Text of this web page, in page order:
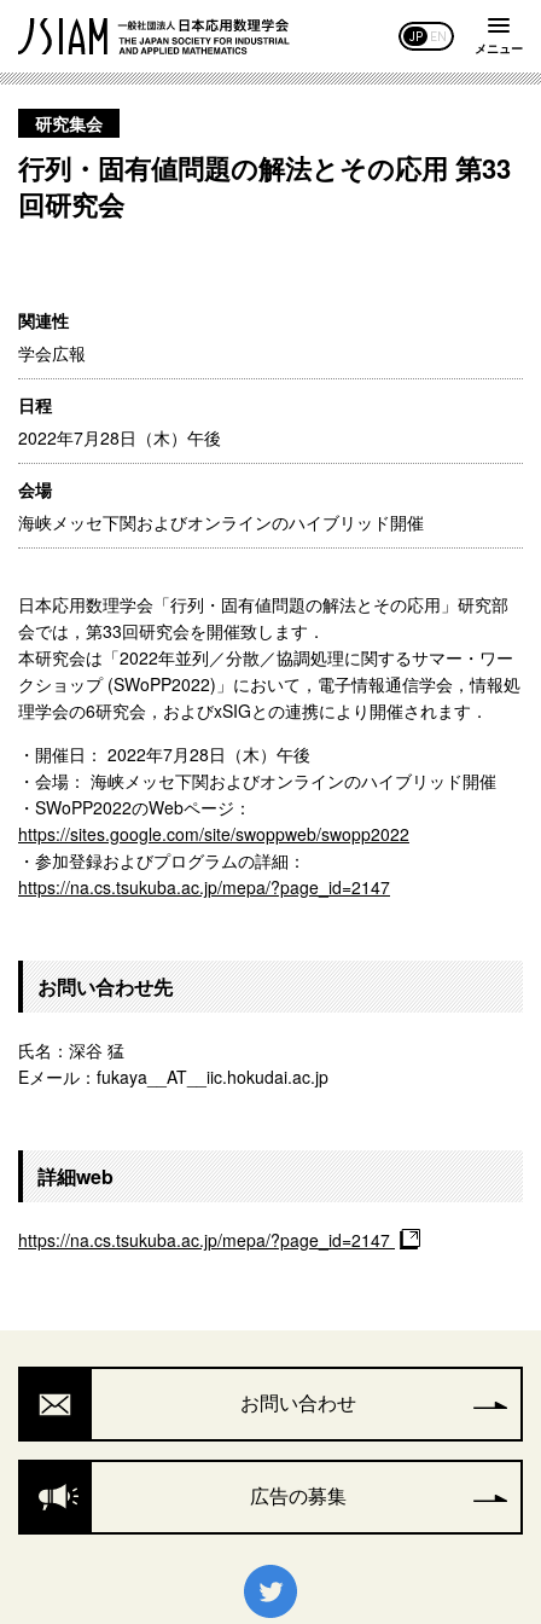
JP EN
メニュー
研究集会
行列・固有値問題の解法とその応用 第33
回研究会
関連性
学会広報
日程
2022年7月28日（木）午後
会場
海峡メッセ下関およびオンラインのハイブリッド開催
日本応用数理学会「行列・固有値問題の解法とその応用」研究部
会では，第33回研究会を開催致します．
本研究会は「2022年並列／分散／協調処理に関するサマー・ワー
クショップ (SWoPP2022)」において，電子情報通信学会，情報処
理学会の6研究会，およびxSIGとの連携により開催されます．
・開催日： 2022年7月28日（木）午後
・会場： 海峡メッセ下関およびオンラインのハイブリッド開催
・SWoPP2022のWebページ：
https://sites.google.com/site/swoppweb/swopp2022
・参加登録およびプログラムの詳細：
https://na.cs.tsukuba.ac.jp/mepa/?page_id=2147
お問い合わせ先
氏名：深谷 猛
Eメール：fukaya__AT__iic.hokudai.ac.jp
詳細web
https://na.cs.tsukuba.ac.jp/mepa/?page_id=2147
お問い合わせ
広告の募集